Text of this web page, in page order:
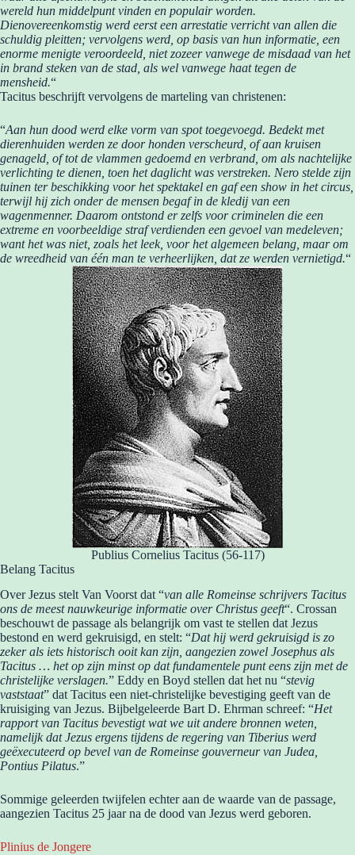
wereld hun middelpunt vinden en populair worden.
Dienovereenkomstig werd eerst een arrestatie verricht van allen die
schuldig pleitten; vervolgens werd, op basis van hun informatie, een
enorme menigte veroordeeld, niet zozeer vanwege de misdaad van het
in brand steken van de stad, als wel vanwege haat tegen de
mensheid.“
Tacitus beschrijft vervolgens de marteling van christenen:
“Aan hun dood werd elke vorm van spot toegevoegd. Bedekt met
dierenhuiden werden ze door honden verscheurd, of aan kruisen
genageld, of tot de vlammen gedoemd en verbrand, om als nachtelijke
verlichting te dienen, toen het daglicht was verstreken. Nero stelde zijn
tuinen ter beschikking voor het spektakel en gaf een show in het circus,
terwijl hij zich onder de mensen begaf in de kledij van een
wagenmenner. Daarom ontstond er zelfs voor criminelen die een
extreme en voorbeeldige straf verdienden een gevoel van medeleven;
want het was niet, zoals het leek, voor het algemeen belang, maar om
de wreedheid van één man te verheerlijken, dat ze werden vernietigd.“
Publius Cornelius Tacitus (56-117)
Belang Tacitus
Over Jezus stelt Van Voorst dat “van alle Romeinse schrijvers Tacitus
ons de meest nauwkeurige informatie over Christus geeft“. Crossan
beschouwt de passage als belangrijk om vast te stellen dat Jezus
bestond en werd gekruisigd, en stelt: “Dat hij werd gekruisigd is zo
zeker als iets historisch ooit kan zijn, aangezien zowel Josephus als
Tacitus … het op zijn minst op dat fundamentele punt eens zijn met de
christelijke verslagen.” Eddy en Boyd stellen dat het nu “stevig
vaststaat” dat Tacitus een niet-christelijke bevestiging geeft van de
kruisiging van Jezus. Bijbelgeleerde Bart D. Ehrman schreef: “Het
rapport van Tacitus bevestigt wat we uit andere bronnen weten,
namelijk dat Jezus ergens tijdens de regering van Tiberius werd
geëxecuteerd op bevel van de Romeinse gouverneur van Judea,
Pontius Pilatus.”
Sommige geleerden twijfelen echter aan de waarde van de passage,
aangezien Tacitus 25 jaar na de dood van Jezus werd geboren.
Plinius de Jongere